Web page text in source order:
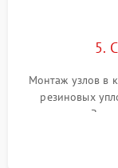
5.
Монтаж узлов в
резиновых
смазки.
осушенным